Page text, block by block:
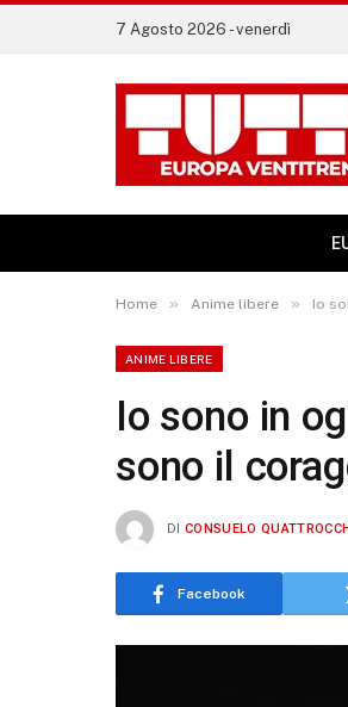
7 Agosto 2026 - venerdì
Home » Anime libere » Io
ANIME LIBERE
Io sono in
sono il
DI CONSUELO
Facebook